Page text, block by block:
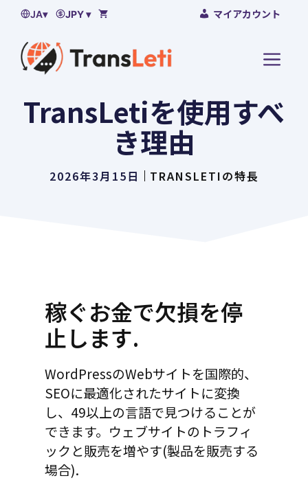
JA▾ JPY ▾ マイアカウント
メ
ー
TransLetiを使用すべ
き理由
2026年3月15日 TRANSLETIの特長
稼ぐお金で欠損を停
止します.
WordPressのWebサイトを国際的、
SEOに最適化されたサイトに変換
し、49以上の言語で見つけることが
できます。ウェブサイトのトラフィ
ックと販売を増やす(製品を販売する
場合).